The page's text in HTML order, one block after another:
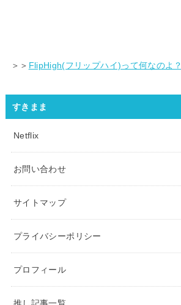
＞＞ FlipHigh(フリップハイ)って何なのよ？
すきまま
Netflix
お問い合わせ
サイトマップ
プライバシーポリシー
プロフィール
推し記事一覧